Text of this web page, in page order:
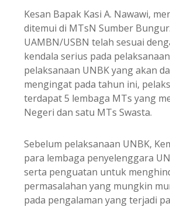
Kesan Bapak Kasi A. Nawawi,
ditemui di MTsN Sumber
UAMBN/USBN telah sesuai
kendala serius pada
pelaksanaan UNBK yang akan
mengingat pada tahun ini,
terdapat 5 lembaga MTs yang
Negeri dan satu MTs Swasta.
Sebelum pelaksanaan UNBK,
para lembaga penyelenggara
serta penguatan untuk
permasalahan yang mungkin
pada pengalaman yang terjadi